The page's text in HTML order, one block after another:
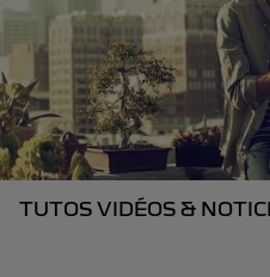
TUTOS VIDÉOS &